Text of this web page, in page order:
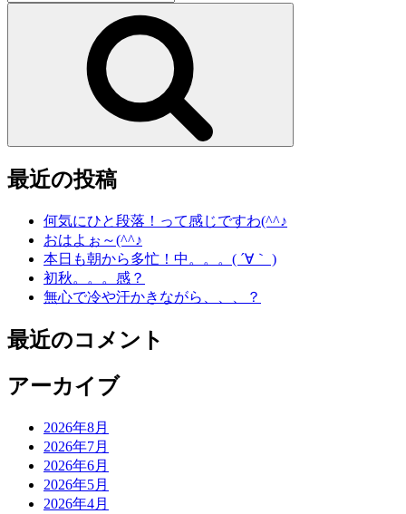
索:
最近の投稿
何気にひと段落！って感じですわ(^^♪
おはよぉ～(^^♪
本日も朝から多忙！中。。。( ´∀｀ )
初秋。。。感？
無心で冷や汗かきながら、、、？
最近のコメント
アーカイブ
2026年8月
2026年7月
2026年6月
2026年5月
2026年4月